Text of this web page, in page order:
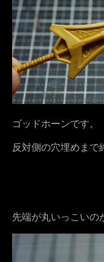
ゴッドホーンです。
反対側の穴埋めまで
先端が丸いっこいの